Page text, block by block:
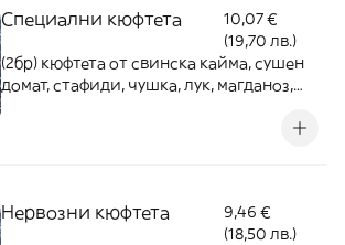
Специални кюфтета
10,07 €
(19,70 лв.)
(2бр) кюфтета от свинска кайма, сушен
домат, стафиди, чушка, лук, магданоз,
Нервозни кюфтета
9,46 €
(18,50 лв.)